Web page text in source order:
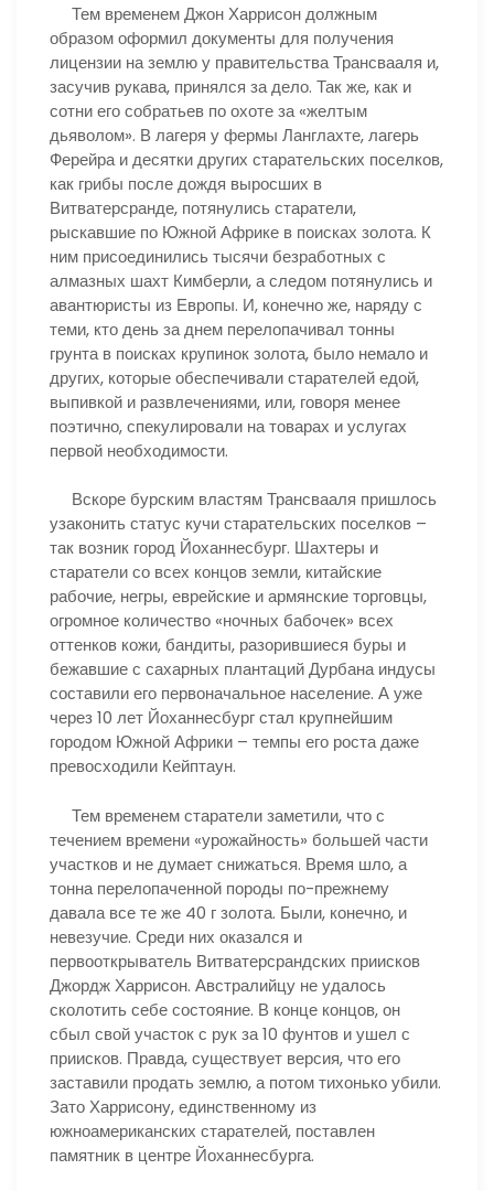
Тем временем Джон Харрисон должным
образом оформил документы для получения
лицензии на землю у правительства Трансвааля и,
засучив рукава, принялся за дело. Так же, как и
сотни его собратьев по охоте за «желтым
дьяволом». В лагеря у фермы Ланглахте, лагерь
Ферейра и десятки других старательских поселков,
как грибы после дождя выросших в
Витватерсранде, потянулись старатели,
рыскавшие по Южной Африке в поисках золота. К
ним присоединились тысячи безработных с
алмазных шахт Кимберли, а следом потянулись и
авантюристы из Европы. И, конечно же, наряду с
теми, кто день за днем перелопачивал тонны
грунта в поисках крупинок золота, было немало и
других, которые обеспечивали старателей едой,
выпивкой и развлечениями, или, говоря менее
поэтично, спекулировали на товарах и услугах
первой необходимости.
Вскоре бурским властям Трансвааля пришлось
узаконить статус кучи старательских поселков –
так возник город Йоханнесбург. Шахтеры и
старатели со всех концов земли, китайские
рабочие, негры, еврейские и армянские торговцы,
огромное количество «ночных бабочек» всех
оттенков кожи, бандиты, разорившиеся буры и
бежавшие с сахарных плантаций Дурбана индусы
составили его первоначальное население. А уже
через 10 лет Йоханнесбург стал крупнейшим
городом Южной Африки – темпы его роста даже
превосходили Кейптаун.
Тем временем старатели заметили, что с
течением времени «урожайность» большей части
участков и не думает снижаться. Время шло, а
тонна перелопаченной породы по-прежнему
давала все те же 40 г золота. Были, конечно, и
невезучие. Среди них оказался и
первооткрыватель Витватерсрандских приисков
Джордж Харрисон. Австралийцу не удалось
сколотить себе состояние. В конце концов, он
сбыл свой участок с рук за 10 фунтов и ушел с
приисков. Правда, существует версия, что его
заставили продать землю, а потом тихонько убили.
Зато Харрисону, единственному из
южноамериканских старателей, поставлен
памятник в центре Йоханнесбурга.